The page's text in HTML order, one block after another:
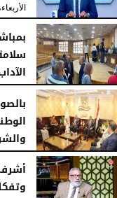
الأربعاء، 5 أغسطس 2026
الأربعاء، 5 أغسطس 2026
الثلاثاء، 4 أغسطس 2026